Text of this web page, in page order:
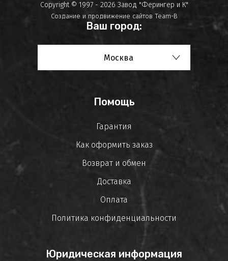
Copyright © 1997 - 2026 Завод "Ферингер и К"
Создание и продвижение сайтов Team-B
Ваш город:
Москва
Помощь
Гарантия
Как оформить заказ
Возврат и обмен
Доставка
Оплата
Политика конфиденциальности
Юридическая информация